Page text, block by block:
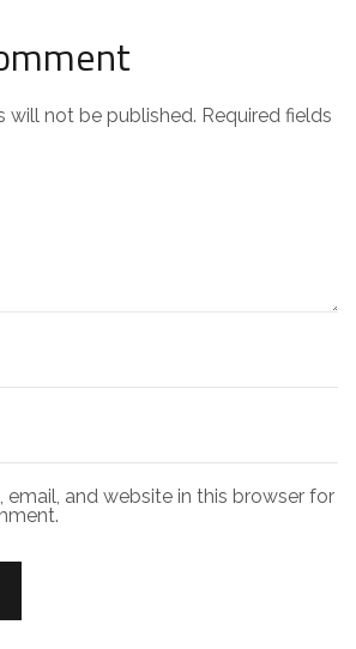
will not be published. Required fields
email, and website in this browser for